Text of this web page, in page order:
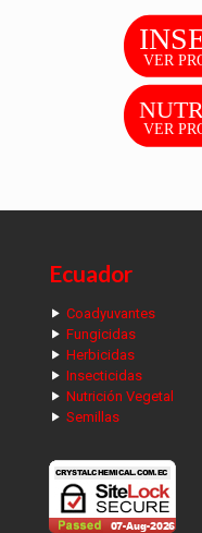
Ecuador
Coadyuvantes
Fungicidas
Herbicidas
Insecticidas
Nutrición Vegetal
Semillas